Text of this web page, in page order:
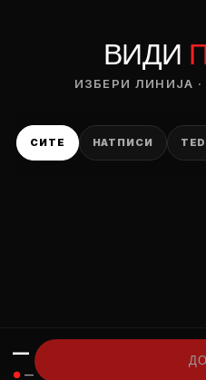
ВИДИ
ИЗБЕРИ ЛИНИЈА ·
СИТЕ НАТПИСИ
—
● —